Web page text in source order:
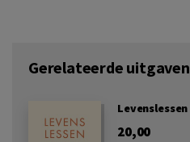
Gerelateerde uitgaven
Levenslessen
20,00